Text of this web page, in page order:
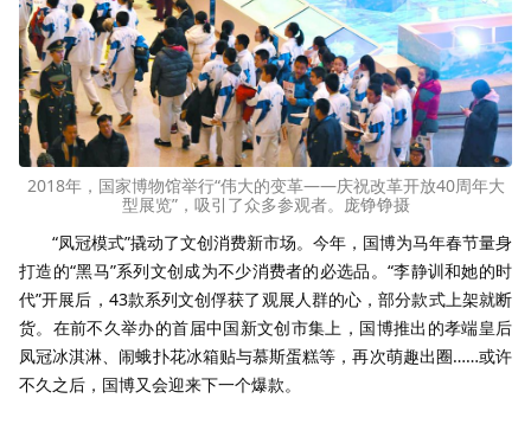
2018年，国家博物馆举行“伟大的变革——庆祝改革开放40周年大
型展览”，吸引了众多参观者。庞铮铮摄
“凤冠模式”撬动了文创消费新市场。今年，国博为马年春节量身
打造的“黑马”系列文创成为不少消费者的必选品。“李静训和她的时
代”开展后，43款系列文创俘获了观展人群的心，部分款式上架就断
货。在前不久举办的首届中国新文创市集上，国博推出的孝端皇后
凤冠冰淇淋、闹蛾扑花冰箱贴与慕斯蛋糕等，再次萌趣出圈……或许
不久之后，国博又会迎来下一个爆款。